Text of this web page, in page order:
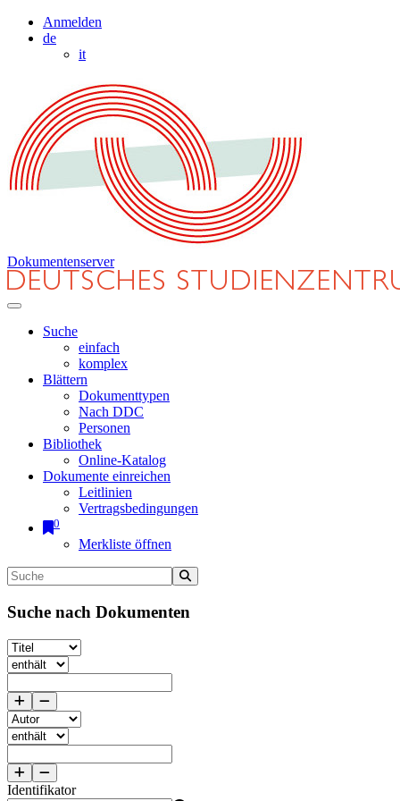
Anmelden
de
it
Dokumentenserver
Suche
einfach
komplex
Blättern
Dokumenttypen
Nach DDC
Personen
Bibliothek
Online-Katalog
Dokumente einreichen
Leitlinien
Vertragsbedingungen
0
Merkliste öffnen
Suche nach Dokumenten
Identifikator